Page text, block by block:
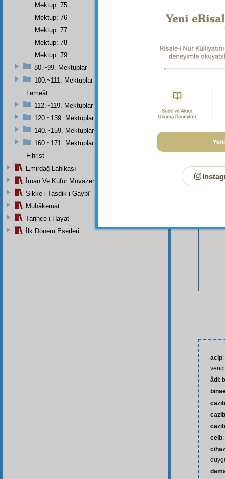
acip
verici
âdi:
celb
Mektup: 75
Mektup: 76
Mektup: 77
Mektup: 78
Mektup: 79
80.~99. Mektuplar
100.~111. Mektuplar
Lemeât
112.~119. Mektuplar
120.~139. Mektuplar
140.~159. Mektuplar
160.~171. Mektuplar
Fihrist
Emirdağ Lahikası
İman Ve Küfür Muvazeneleri
Sikke-i Tasdik-i Gaybî
Muhâkemat
Tarihçe-i Hayat
İlk Dönem Eserleri